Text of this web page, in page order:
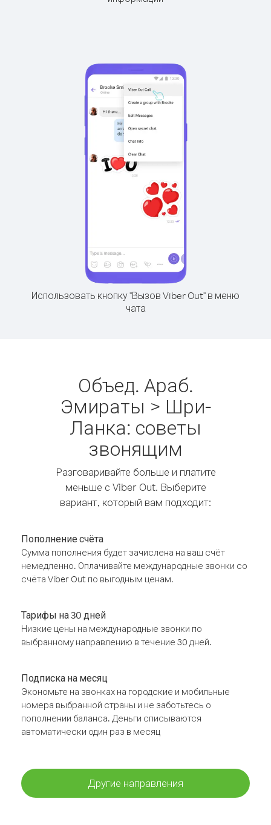
Использовать кнопку "Вызов Viber Out" в меню
чата
Объед. Араб.
Эмираты > Шри-
Ланка: советы
звонящим
Разговаривайте больше и платите
меньше с Viber Out. Выберите
вариант, который вам подходит:
Пополнение счёта
Сумма пополнения будет зачислена на ваш счёт
немедленно. Оплачивайте международные звонки со
счёта Viber Out по выгодным ценам.
Тарифы на 30 дней
Низкие цены на международные звонки по
выбранному направлению в течение 30 дней.
Подписка на месяц
Экономьте на звонках на городские и мобильные
номера выбранной страны и не заботьтесь о
пополнении баланса. Деньги списываются
автоматически один раз в месяц
Другие направления